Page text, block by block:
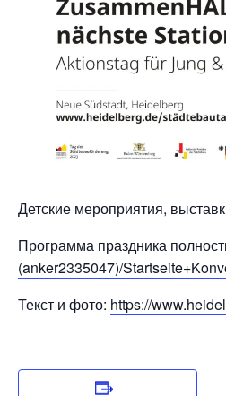
Детские мероприятия,
Программа праздника
(anker2335047)/
Текст и фото: https://